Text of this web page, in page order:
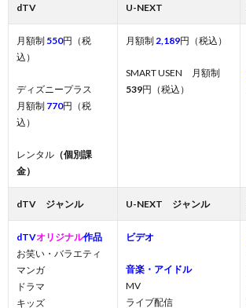
dTV U-NEXT
月額制 550円（税
込）
ディズニープラス
月額制 770円（税
込）
レンタル （個別課
金）
月額制 2,189円（税込）
SMART USEN 月額制
539円（税込）
dTV ジャンル U-NEXT ジャンル
dTVオリジナル作品
お笑い・バラエティ
マンガ
ドラマ
キッズ
ビデオ
音楽・アイドル
MV
ライブ配信